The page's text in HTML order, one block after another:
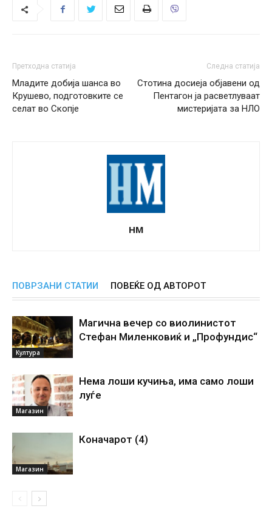
Претходна статија
Младите добија шанса во
Крушево, подготовките се
селат во Скопје
Следна статија
Стотина досиеја објавени од
Пентагон ја расветлуваат
мистеријата за НЛО
НМ
ПОВРЗАНИ СТАТИИ ПОВЕЌЕ ОД АВТОРОТ
Култура
Магична вечер со виолинистот
Стефан Миленковиќ и „Профундис“
Магазин
Нема лоши кучиња, има само лоши
луѓе
Магазин
Коначарот (4)